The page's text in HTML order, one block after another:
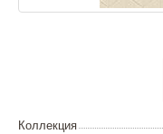
Коллекция